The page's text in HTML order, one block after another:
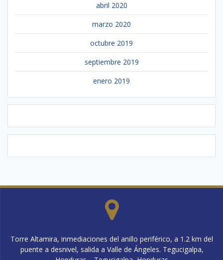
abril 2020
marzo 2020
octubre 2019
septiembre 2019
enero 2019
Torre Altamira, inmediaciones del anillo periférico, a 1.2 km del
puente a desnivel, salida a Valle de Ángeles. Tegucigalpa,